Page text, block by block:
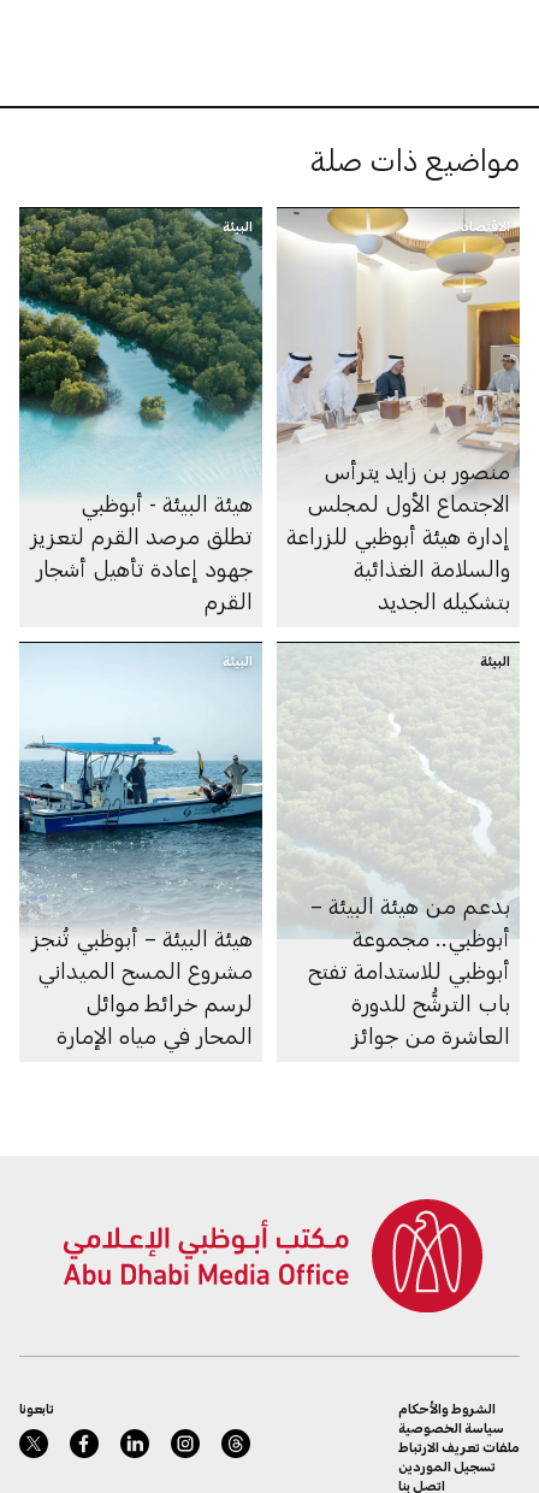
مواضيع ذات صلة
الاقتصاد
منصور بن زايد يترأس
الاجتماع الأول لمجلس
إدارة هيئة أبوظبي للزراعة
والسلامة الغذائية
بتشكيله الجديد
البيئة
هيئة البيئة - أبوظبي
تطلق مرصد القرم لتعزيز
جهود إعادة تأهيل أشجار
القرم
البيئة
بدعم من هيئة البيئة –
أبوظبي.. مجموعة
أبوظبي للاستدامة تفتح
باب الترشُّح للدورة
العاشرة من جوائز
البيئة
هيئة البيئة – أبوظبي تُنجز
مشروع المسح الميداني
لرسم خرائط موائل
المحار في مياه الإمارة
تابعونا
الشروط والأحكام
سياسة الخصوصية
ملفات تعريف الارتباط
تسجيل الموردين
اتصل بنا